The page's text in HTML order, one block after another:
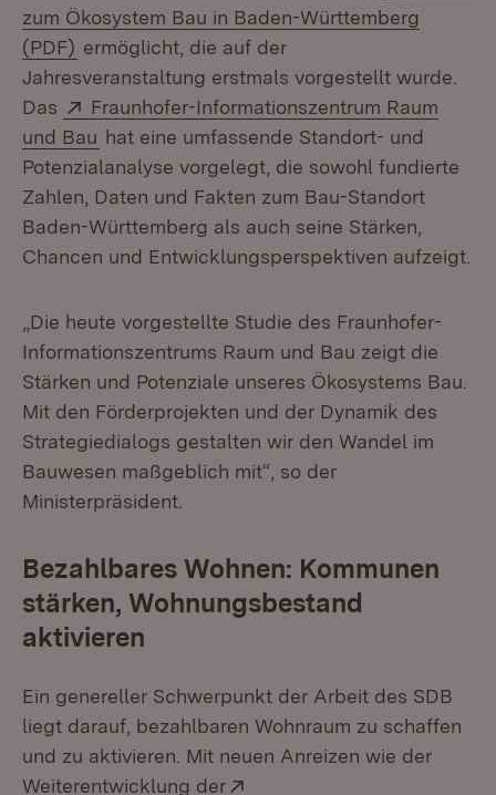
zum Ökosystem Bau in Baden-Württemberg
(PDF) (Öffnet in neuem Fenster)
ermöglicht, die auf der
Jahresveranstaltung erstmals vorgestellt wurde.
Das
Extern:
Fraunhofer-Informationszentrum Raum
und Bau (Öffnet in neuem Fenster)
hat eine umfassende Standort- und
Potenzialanalyse vorgelegt, die sowohl fundierte
Zahlen, Daten und Fakten zum Bau-Standort
Baden-Württemberg als auch seine Stärken,
Chancen und Entwicklungsperspektiven aufzeigt.
„Die heute vorgestellte Studie des Fraunhofer-
Informationszentrums Raum und Bau zeigt die
Stärken und Potenziale unseres Ökosystems Bau.
Mit den Förderprojekten und der Dynamik des
Strategiedialogs gestalten wir den Wandel im
Bauwesen maßgeblich mit“, so der
Ministerpräsident.
Bezahlbares Wohnen: Kommunen
stärken, Wohnungsbestand
aktivieren
Ein genereller Schwerpunkt der Arbeit des SDB
liegt darauf, bezahlbaren Wohnraum zu schaffen
und zu aktivieren. Mit neuen Anreizen wie der
Weiterentwicklung der